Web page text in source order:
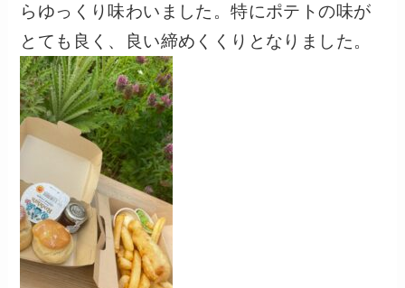
らゆっくり味わいました。特にポテトの味が
とても良く、良い締めくくりとなりました。